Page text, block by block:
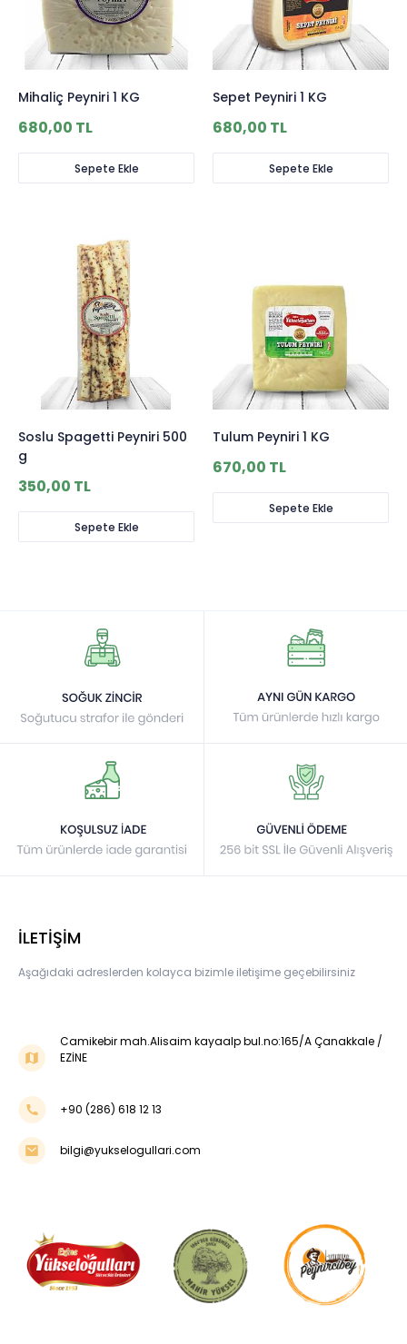
Mihaliç Peyniri 1 KG
680,00 TL
Sepete Ekle
Sepet Peyniri 1 KG
680,00 TL
Sepete Ekle
Soslu Spagetti Peyniri 500
g
350,00 TL
Sepete Ekle
Tulum Peyniri 1 KG
670,00 TL
Sepete Ekle
İLETİŞİM
Aşağıdaki adreslerden kolayca bizimle iletişime geçebilirsiniz
Camikebir mah.Alisaim kayaalp bul.no:165/A Çanakkale /
EZİNE
+90 (286) 618 12 13
bilgi@yukselogullari.com